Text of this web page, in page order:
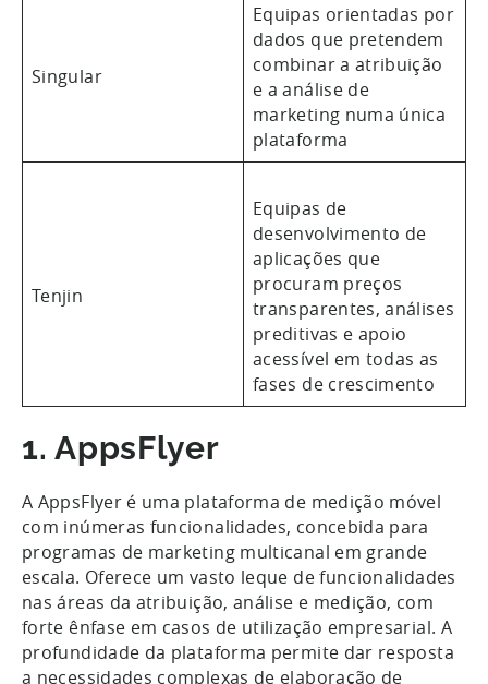
Singular
Equipas orientadas por
dados que pretendem
combinar a atribuição
e a análise de
marketing numa única
plataforma
Tenjin
Equipas de
desenvolvimento de
aplicações que
procuram preços
transparentes, análises
preditivas e apoio
acessível em todas as
fases de crescimento
1. AppsFlyer
A AppsFlyer é uma plataforma de medição móvel
com inúmeras funcionalidades, concebida para
programas de marketing multicanal em grande
escala. Oferece um vasto leque de funcionalidades
nas áreas da atribuição, análise e medição, com
forte ênfase em casos de utilização empresarial. A
profundidade da plataforma permite dar resposta
a necessidades complexas de elaboração de